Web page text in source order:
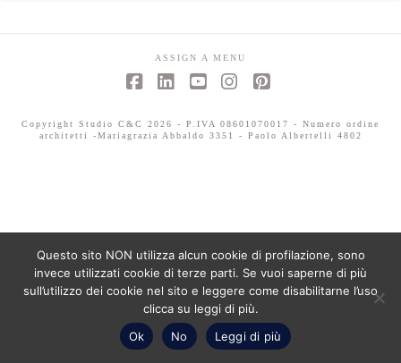
ASSIGN A MENU
Copyright Studio C&C 2026 - P.IVA 08601070017 - Numero ordine
architetti -Mariagrazia Abbaldo 3351 - Paolo Albertelli 4802
Questo sito NON utilizza alcun cookie di profilazione, sono
invece utilizzati cookie di terze parti. Se vuoi saperne di più
sull’utilizzo dei cookie nel sito e leggere come disabilitarne l’uso
clicca su leggi di più.
Ok
No Leggi di più